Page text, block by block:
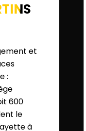
et
:
600
le
à